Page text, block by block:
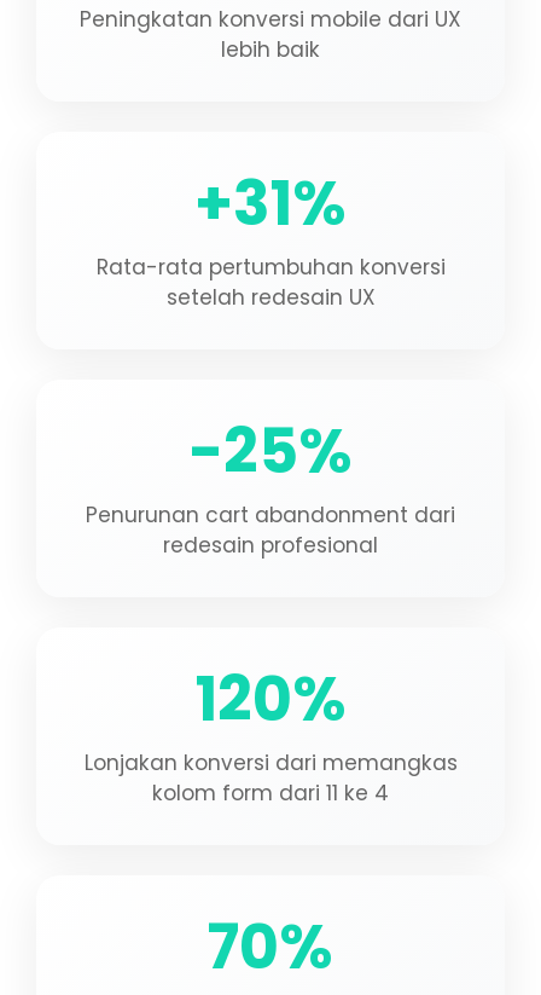
Peningkatan konversi mobile dari UX
lebih baik
+31%
Rata-rata pertumbuhan konversi
setelah redesain UX
-25%
Penurunan cart abandonment dari
redesain profesional
120%
Lonjakan konversi dari memangkas
kolom form dari 11 ke 4
70%